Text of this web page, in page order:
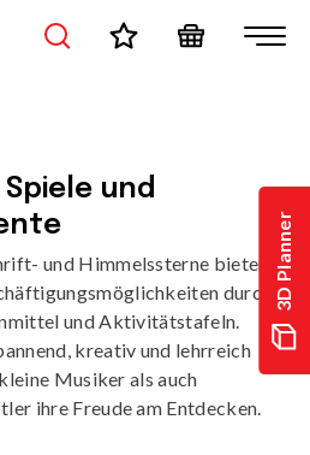
3D Planner
und
und Himmelssterne bieten
durch
und Aktivitätstafeln.
kreativ und lehrreich
Musiker als auch
ihre Freude am Entdecken.
Sortierung_Standard